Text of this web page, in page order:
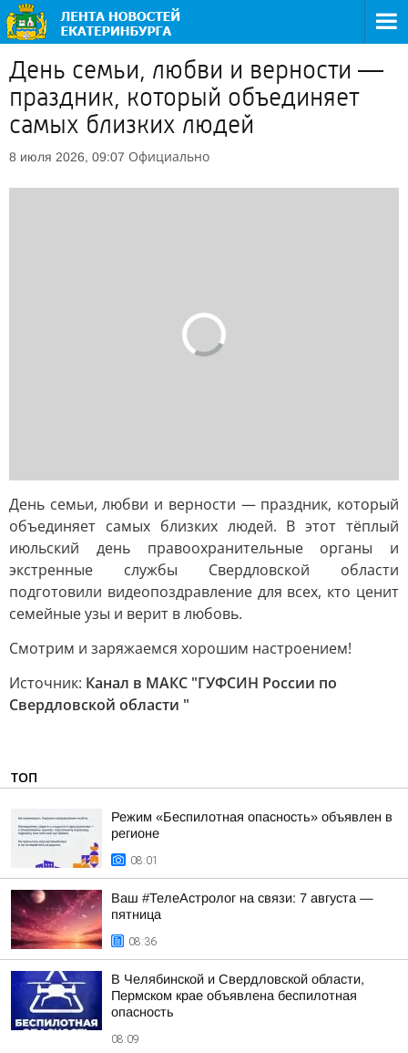
День семьи, любви и верности —
праздник, который объединяет
самых близких людей
8 июля 2026, 09:07 Официально
День семьи, любви и верности — праздник, который
объединяет самых близких людей. В этот тёплый
июльский день правоохранительные органы и
экстренные службы Свердловской области
подготовили видеопоздравление для всех, кто ценит
семейные узы и верит в любовь.
Смотрим и заряжаемся хорошим настроением!
Источник: Канал в МАКС "ГУФСИН России по
Свердловской области "
ТОП
Режим «Беспилотная опасность» объявлен в
регионе
08:01
Ваш #ТелеАстролог на связи: 7 августа —
пятница
08:36
В Челябинской и Свердловской области,
Пермском крае объявлена беспилотная
опасность
08:09